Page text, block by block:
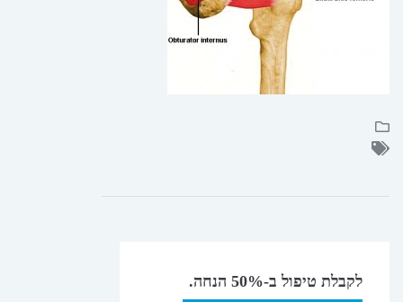
לקבלת טיפול ב-50% הנחה.